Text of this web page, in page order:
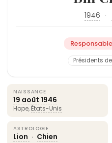
1946 ·
Présidents
NAISSANCE
19 août 1946
Hope, États-Unis
ASTROLOGIE
Lion · Chien